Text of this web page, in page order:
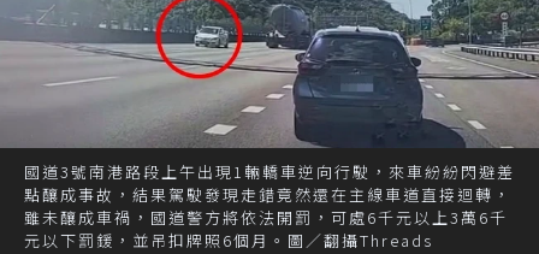
國道3號南港路段上午出現1輛轎車逆向行駛，來車紛紛閃避差
點釀成事故，結果駕駛發現走錯竟然還在主線車道直接迴轉，
雖未釀成車禍，國道警方將依法開罰，可處6千元以上3萬6千
元以下罰鍰，並吊扣牌照6個月。圖／翻攝Threads